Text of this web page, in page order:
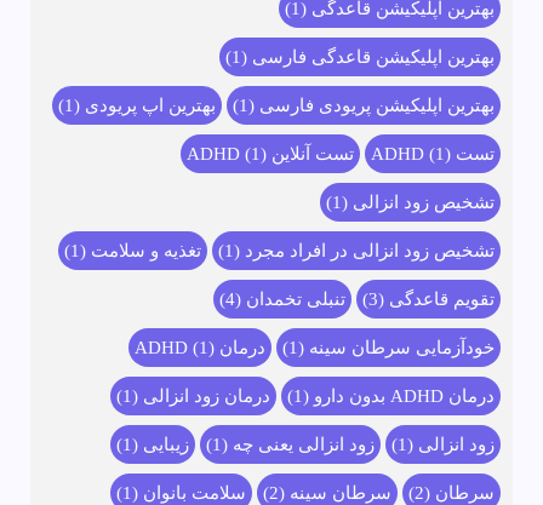
بهترین اپلیکیشن قاعدگی (1)
بهترین اپلیکیشن قاعدگی فارسی (1)
بهترین اپلیکیشن پریودی فارسی (1) بهترین اپ پریودی (1)
تست ADHD (1) تست آنلاین ADHD (1)
تشخیص زود انزالی (1)
تشخیص زود انزالی در افراد مجرد (1) تغذیه و سلامت (1)
تقویم قاعدگی (3) تنبلی تخمدان (4)
خودآزمایی سرطان سینه (1) درمان ADHD (1)
درمان ADHD بدون دارو (1) درمان زود انزالی (1)
زود انزالی (1) زود انزالی یعنی چه (1) زیبایی (1)
سرطان (2) سرطان سینه (2) سلامت بانوان (1)